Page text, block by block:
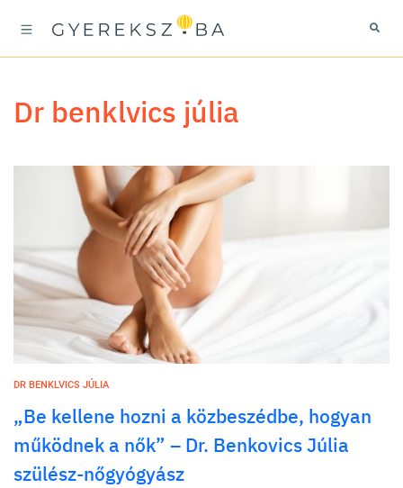
dr benklvics júlia
DR BENKLVICS JÚLIA
„Be kellene hozni a közbeszédbe, hogyan
működnek a nők” – Dr. Benkovics Júlia
szülész-nőgyógyász